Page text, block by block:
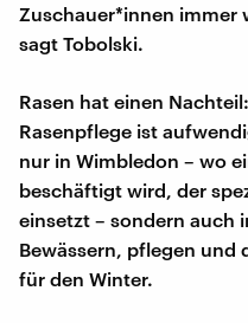
Zuschauer*innen immer
sagt Tobolski.
Rasen hat einen
Rasenpflege ist
nur in Wimbledon – wo
beschäftigt wird, der
einsetzt – sondern auch
Bewässern, pflegen und
für den Winter.